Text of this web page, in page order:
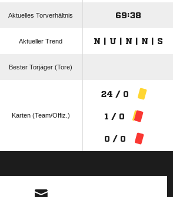
Aktuelles Torverhältnis 69:38
Aktueller Trend N | U | N | N | S
Bester Torjäger (Tore)
Karten (Team/Offiz.)
24 / 0
1 / 0
0 / 0
ANZEIGE